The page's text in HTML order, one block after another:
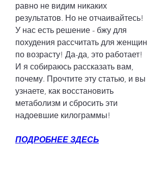
равно не видим никаких
результатов. Но не отчаивайтесь!
У нас есть решение - бжу для
похудения рассчитать для женщин
по возрасту! Да-да, это работает!
И я собираюсь рассказать вам,
почему. Прочтите эту статью, и вы
узнаете, как восстановить
метаболизм и сбросить эти
надоевшие килограммы!
ПОДРОБНЕЕ ЗДЕСЬ